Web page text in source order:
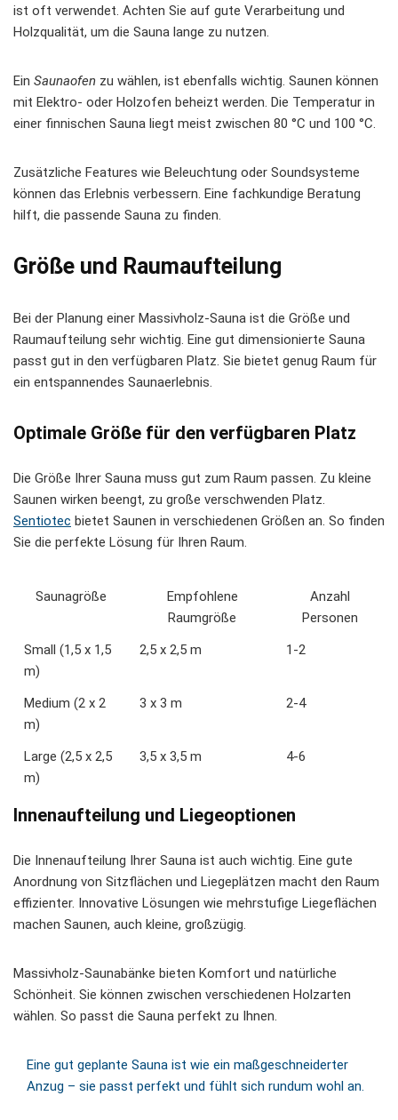
ist oft verwendet. Achten Sie auf gute Verarbeitung und
Holzqualität, um die Sauna lange zu nutzen.
Ein Saunaofen zu wählen, ist ebenfalls wichtig. Saunen können
mit Elektro- oder Holzofen beheizt werden. Die Temperatur in
einer finnischen Sauna liegt meist zwischen 80 °C und 100 °C.
Zusätzliche Features wie Beleuchtung oder Soundsysteme
können das Erlebnis verbessern. Eine fachkundige Beratung
hilft, die passende Sauna zu finden.
Größe und Raumaufteilung
Bei der Planung einer Massivholz-Sauna ist die Größe und
Raumaufteilung sehr wichtig. Eine gut dimensionierte Sauna
passt gut in den verfügbaren Platz. Sie bietet genug Raum für
ein entspannendes Saunaerlebnis.
Optimale Größe für den verfügbaren Platz
Die Größe Ihrer Sauna muss gut zum Raum passen. Zu kleine
Saunen wirken beengt, zu große verschwenden Platz.
Sentiotec bietet Saunen in verschiedenen Größen an. So finden
Sie die perfekte Lösung für Ihren Raum.
Saunagröße
Empfohlene
Raumgröße
Anzahl
Personen
Small (1,5 x 1,5
m)
2,5 x 2,5 m 1-2
Medium (2 x 2
m)
3 x 3 m 2-4
Large (2,5 x 2,5
m)
3,5 x 3,5 m 4-6
Innenaufteilung und Liegeoptionen
Die Innenaufteilung Ihrer Sauna ist auch wichtig. Eine gute
Anordnung von Sitzflächen und Liegeplätzen macht den Raum
effizienter. Innovative Lösungen wie mehrstufige Liegeflächen
machen Saunen, auch kleine, großzügig.
Massivholz-Saunabänke bieten Komfort und natürliche
Schönheit. Sie können zwischen verschiedenen Holzarten
wählen. So passt die Sauna perfekt zu Ihnen.
Eine gut geplante Sauna ist wie ein maßgeschneiderter
Anzug – sie passt perfekt und fühlt sich rundum wohl an.